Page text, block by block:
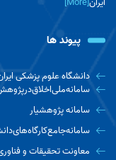
پیوند ها
دانشگاه علوم پزشکی
سامانه پژوهشیار
معاونت تحقیقات و